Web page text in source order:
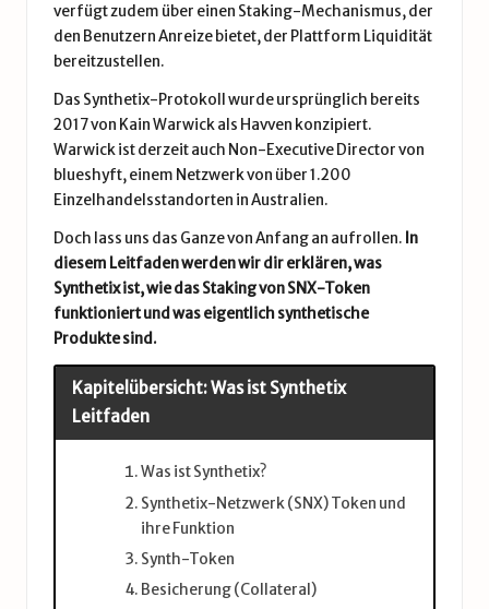
verfügt zudem über einen Staking-Mechanismus, der
den Benutzern Anreize bietet, der Plattform Liquidität
bereitzustellen.
Das Synthetix-Protokoll wurde ursprünglich bereits
2017 von Kain Warwick als Havven konzipiert.
Warwick ist derzeit auch Non-Executive Director von
blueshyft, einem Netzwerk von über 1.200
Einzelhandelsstandorten in Australien.
Doch lass uns das Ganze von Anfang an aufrollen. In
diesem Leitfaden werden wir dir erklären, was
Synthetix ist, wie das Staking von SNX-Token
funktioniert und was eigentlich synthetische
Produkte sind.
Kapitelübersicht: Was ist Synthetix
Leitfaden
Was ist Synthetix?
Synthetix-Netzwerk (SNX) Token und
ihre Funktion
Synth-Token
Besicherung (Collateral)